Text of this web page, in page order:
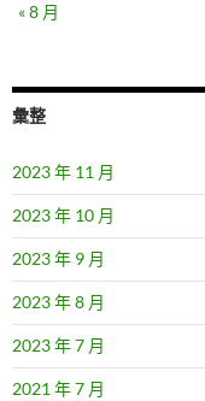
« 8 月
彙整
2023 年 11 月
2023 年 10 月
2023 年 9 月
2023 年 8 月
2023 年 7 月
2021 年 7 月